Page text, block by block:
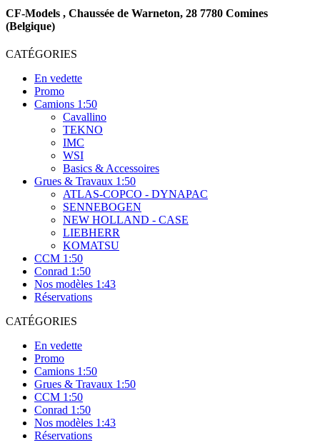
CF-Models , Chaussée de Warneton, 28 7780 Comines
(Belgique)
CATÉGORIES
En vedette
Promo
Camions 1:50
Cavallino
TEKNO
IMC
WSI
Basics & Accessoires
Grues & Travaux 1:50
ATLAS-COPCO - DYNAPAC
SENNEBOGEN
NEW HOLLAND - CASE
LIEBHERR
KOMATSU
CCM 1:50
Conrad 1:50
Nos modèles 1:43
Réservations
CATÉGORIES
En vedette
Promo
Camions 1:50
Grues & Travaux 1:50
CCM 1:50
Conrad 1:50
Nos modèles 1:43
Réservations